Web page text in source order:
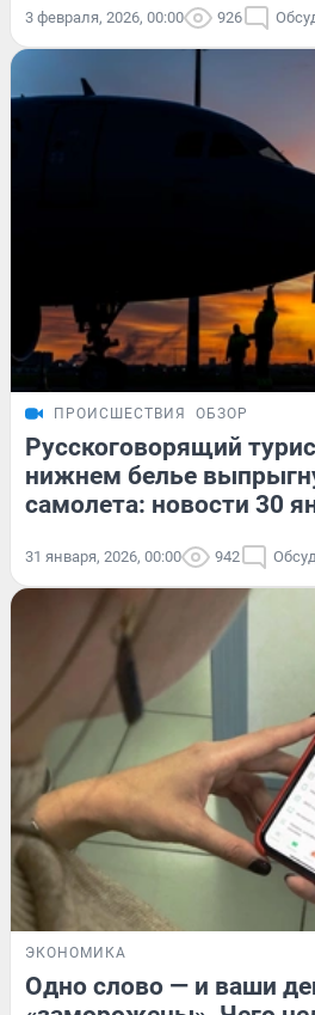
3 февраля, 2026, 00:00 926
ПРОИСШЕСТВИЯ ОБЗОР
Русскоговорящий
нижнем белье
самолета: новости 30
31 января, 2026, 00:00 942
ЭКОНОМИКА
Одно слово — и ваши